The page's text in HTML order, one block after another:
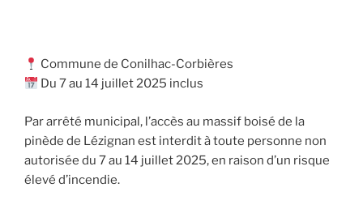
Commune de Conilhac-Corbières
Du 7 au 14 juillet 2025 inclus
Par arrêté municipal, l’accès au massif boisé de la
pinède de Lézignan est interdit à toute personne non
autorisée du 7 au 14 juillet 2025, en raison d’un risque
élevé d’incendie.